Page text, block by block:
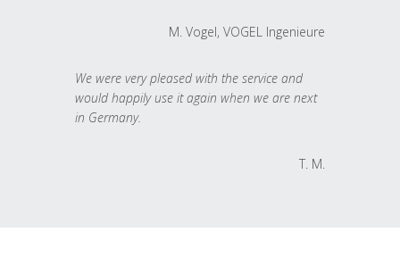
M. Vogel, VOGEL Ingenieure
We were very pleased with the service and
would happily use it again when we are next
in Germany.
T. M.